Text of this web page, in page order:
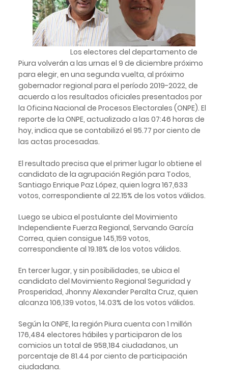
Los electores del departamento de
Piura volverán a las urnas el 9 de diciembre próximo
para elegir, en una segunda vuelta, al próximo
gobernador regional para el período 2019-2022, de
acuerdo a los resultados oficiales presentados por
la Oficina Nacional de Procesos Electorales (ONPE). El
reporte de la ONPE, actualizado a las 07:46 horas de
hoy, indica que se contabilizó el 95.77 por ciento de
las actas procesadas.
El resultado precisa que el primer lugar lo obtiene el
candidato de la agrupación Región para Todos,
Santiago Enrique Paz López, quien logra 167,633
votos, correspondiente al 22.15% de los votos válidos.
Luego se ubica el postulante del Movimiento
Independiente Fuerza Regional, Servando García
Correa, quien consigue 145,159 votos,
correspondiente al 19.18% de los votos válidos.
En tercer lugar, y sin posibilidades, se ubica el
candidato del Movimiento Regional Seguridad y
Prosperidad, Jhonny Alexander Peralta Cruz, quien
alcanza 106,139 votos, 14.03% de los votos válidos.
Según la ONPE, la región Piura cuenta con 1 millón
176,484 electores hábiles y participaron de los
comicios un total de 958,184 ciudadanos, un
porcentaje de 81.44 por ciento de participación
ciudadana.